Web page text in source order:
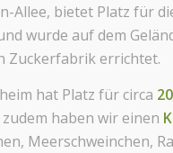
Allee, bietet Platz für
wurde auf dem
Zuckerfabrik errichtet.
hat Platz für circa
zudem haben wir einen
Meerschweinchen,